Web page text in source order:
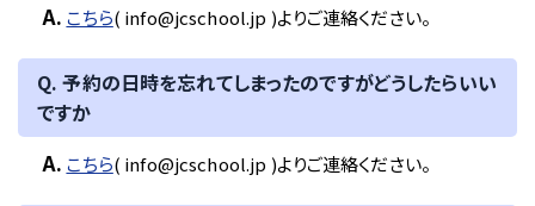
A. こちら( info@jcschool.jp )よりご連絡ください。
Q. 予約の日時を忘れてしまったのですがどうしたらいい
ですか
A. こちら( info@jcschool.jp )よりご連絡ください。